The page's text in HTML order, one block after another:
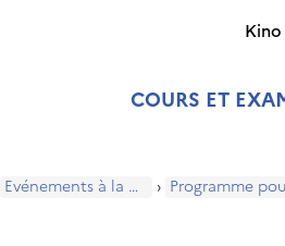
COURS ET
Evénements à la médiathèque ›